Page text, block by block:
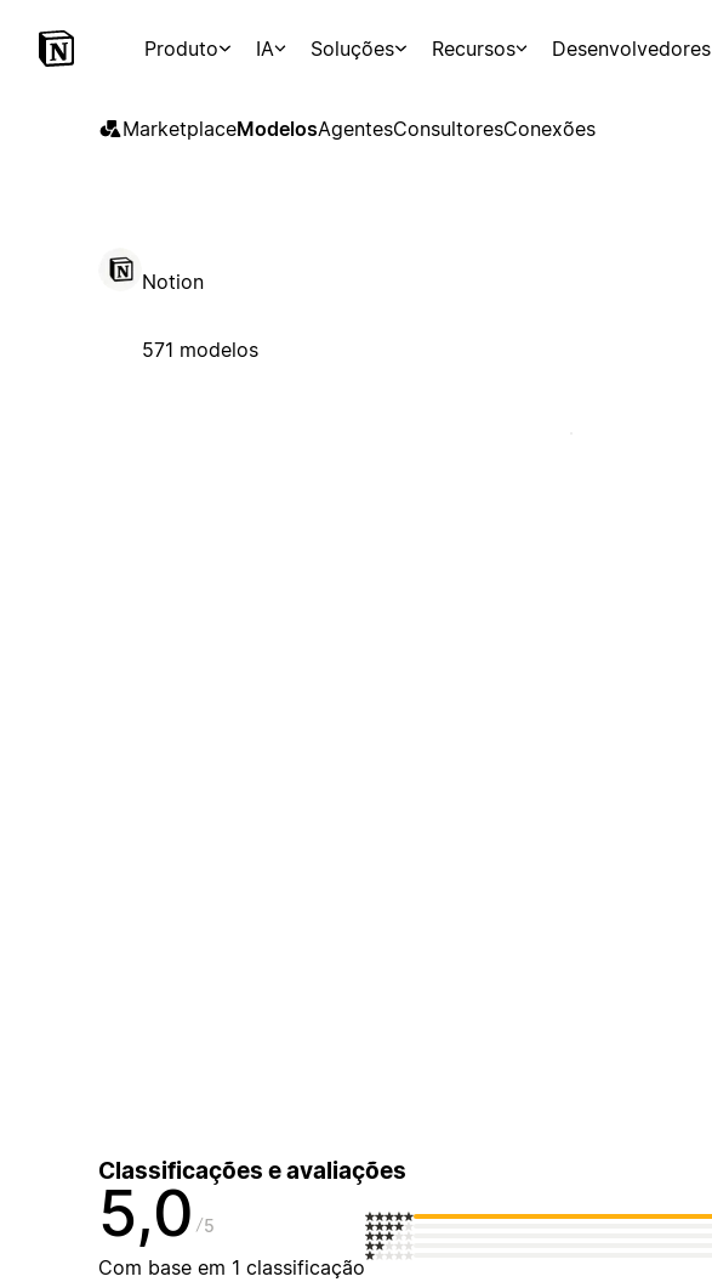
Produto IA Soluções Recursos Desenvolvedores
MarketplaceModelosAgentesConsultoresConexões
Notion
571 modelos
Classificações e avaliações
5,0 5
Com base em 1 classificação